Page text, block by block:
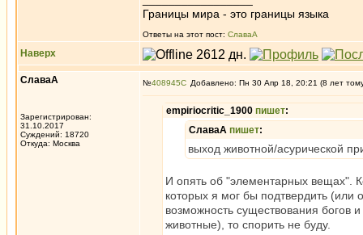
Границы мира - это границы языка
Ответы на этот пост: СлаваА
Наверх
СлаваА
Зарегистрирован:
31.10.2017
Суждений: 18720
Откуда: Москва
№408945 Добавлено: Пн 30 Апр 18, 20:21 (8 лет
empiriocritic_1900 пишет:
СлаваА пишет:
выход животной/асурической
И опять об "элементарных вещах".
которых я мог бы подтвердить (или
возможность существования богов
животные), то спорить не буду.